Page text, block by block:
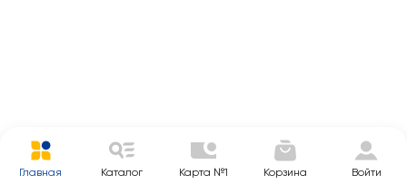
Главная Каталог Карта №1 Корзина Войти